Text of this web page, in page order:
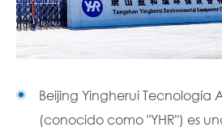
Beijing Yingherui Tecnología
(conocido como "YHR") es